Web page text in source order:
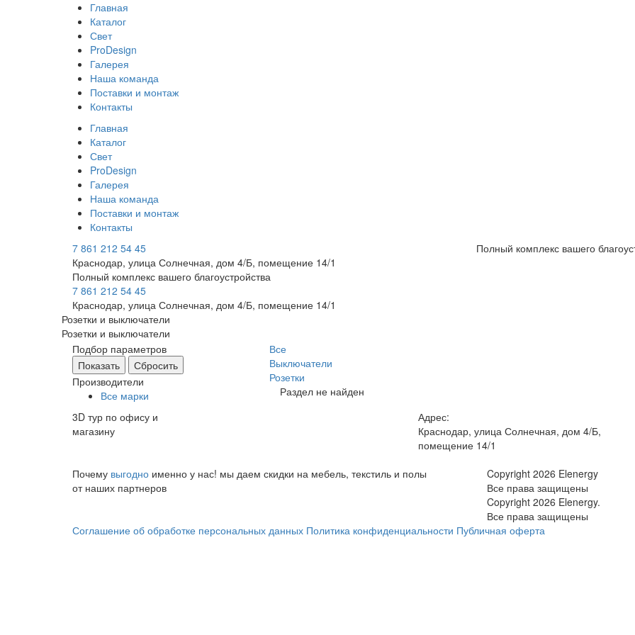
Главная
Каталог
Свет
ProDesign
Галерея
Наша команда
Поставки и монтаж
Контакты
Главная
Каталог
Свет
ProDesign
Галерея
Наша команда
Поставки и монтаж
Контакты
7 861 212 54 45
Краснодар, улица Солнечная, дом 4/Б, помещение 14/1
Полный комплекс вашего
Полный комплекс вашего благоустройства
7 861 212 54 45
Краснодар, улица Солнечная, дом 4/Б, помещение 14/1
Розетки и выключатели
Розетки и выключатели
Подбор параметров
Производители
Все марки
Все
Выключатели
Розетки
Раздел не найден
3D тур по офису и
магазину
Адрес:
Краснодар, улица Солнечная, дом 4/Б,
помещение 14/1
Почему выгодно именно у нас! мы даем скидки на мебель, текстиль и полы
от наших партнеров
Copyright 2026 Elenergy
Все права защищены
Copyright 2026 Elenergy.
Все права защищены
Соглашение об обработке персональных данных Политика конфиденциальности Публичная оферта